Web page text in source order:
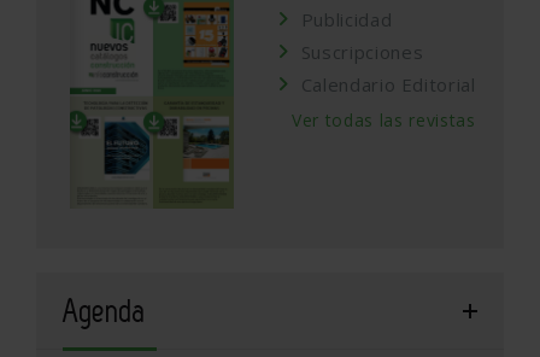
Publicidad
Suscripciones
Calendario Editorial
Ver todas las revistas
Agenda